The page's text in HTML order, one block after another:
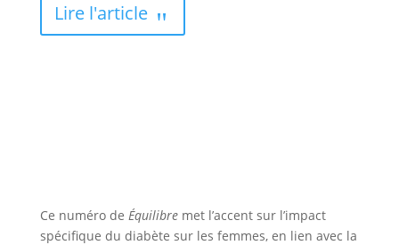
Lire l'article
Ce numéro de Équilibremet l’accent sur l’impact
spécifique du diabète sur les femmes, en lien avec la